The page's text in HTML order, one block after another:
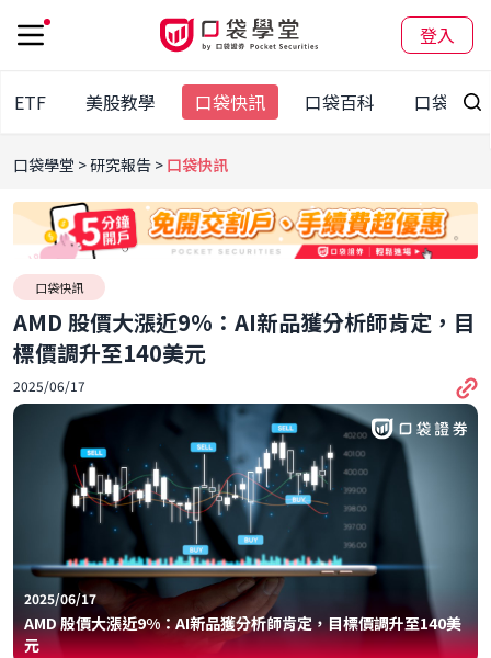
登入
ETF 美股教學 口袋快訊 口袋百科 口袋觀點
口袋學堂 研究報告 口袋快訊
口袋快訊
AMD 股價大漲近9%：AI新品獲分析師肯定，目
標價調升至140美元
2025/06/17
2025/06/17
AMD 股價大漲近9%：AI新品獲分析師肯定，目標價調升至140美
元